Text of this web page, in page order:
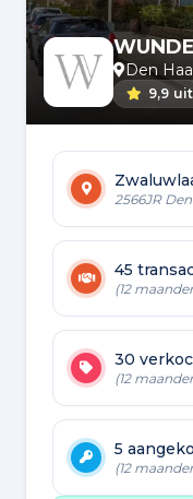
Den
9,9 uit
2566JR
45
(12
30
(12
5
(12